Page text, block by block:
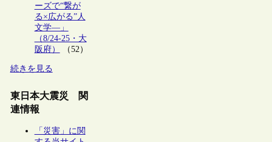
ーズで“繋が
る×広がる”人
文学―」
（8/24-25・大
阪府）
（52）
続きを見る
東日本大震災 関
連情報
「災害」に関